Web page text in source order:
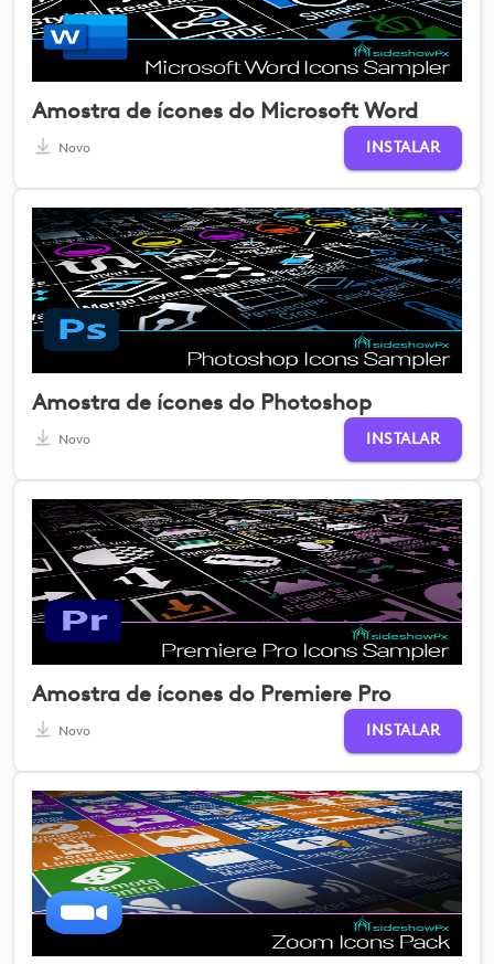
Amostra de ícones do Microsoft Word
Novo INSTALAR
Amostra de ícones do Photoshop
Novo INSTALAR
Amostra de ícones do Premiere Pro
Novo INSTALAR